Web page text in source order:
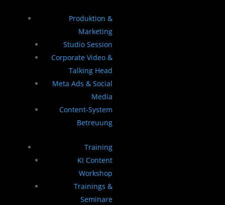
Produktion &
Marketing
Studio Session
Corporate Video &
Talking Head
Meta Ads & Social
Media
Content-System
Betreuung
Training
KI Content
Workshop
Trainings &
Seminare